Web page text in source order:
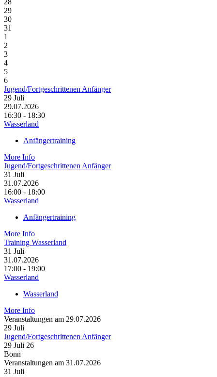
29
30
31
1
2
3
4
5
6
Jugend/Fortgeschrittenen Anfänger
29 Juli
29.07.2026
16:30 - 18:30
Wasserland
Anfängertraining
More Info
Jugend/Fortgeschrittenen Anfänger
31 Juli
31.07.2026
16:00 - 18:00
Wasserland
Anfängertraining
More Info
Training Wasserland
31 Juli
31.07.2026
17:00 - 19:00
Wasserland
Wasserland
More Info
Veranstaltungen am 29.07.2026
29 Juli
Jugend/Fortgeschrittenen Anfänger
29 Juli 26
Bonn
Veranstaltungen am 31.07.2026
31 Juli